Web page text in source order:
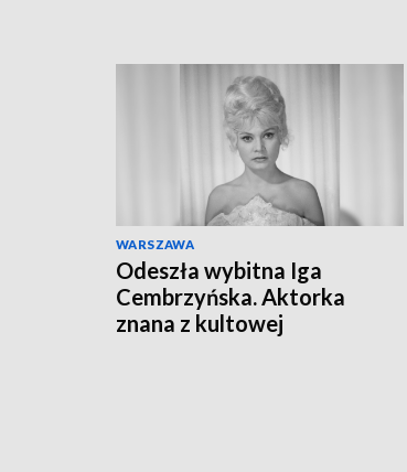
WARSZAWA
Odeszła wybitna Iga
Cembrzyńska. Aktorka
znana z kultowej